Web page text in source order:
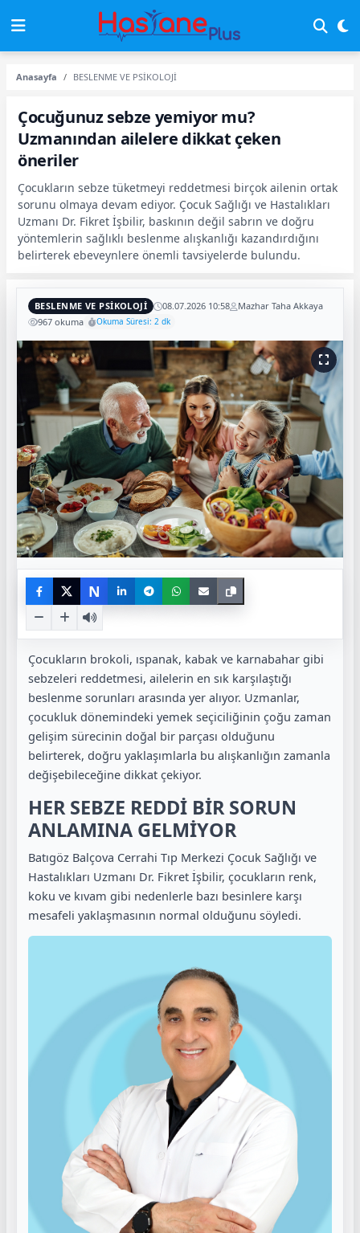
Anasayfa BESLENME VE PSİKOLOJİ
Çocuğunuz sebze yemiyor mu?
Uzmanından ailelere dikkat çeken
öneriler
Çocukların sebze tüketmeyi reddetmesi birçok ailenin ortak
sorunu olmaya devam ediyor. Çocuk Sağlığı ve Hastalıkları
Uzmanı Dr. Fikret İşbilir, baskının değil sabrın ve doğru
yöntemlerin sağlıklı beslenme alışkanlığı kazandırdığını
belirterek ebeveynlere önemli tavsiyelerde bulundu.
BESLENME VE PSİKOLOJİ 08.07.2026 10:58
Mazhar Taha Akkaya
967 okuma
Okuma Süresi: 2 dk
N
Çocukların brokoli, ıspanak, kabak ve karnabahar gibi
sebzeleri reddetmesi, ailelerin en sık karşılaştığı
beslenme sorunları arasında yer alıyor. Uzmanlar,
çocukluk dönemindeki yemek seçiciliğinin çoğu zaman
gelişim sürecinin doğal bir parçası olduğunu
belirterek, doğru yaklaşımlarla bu alışkanlığın zamanla
değişebileceğine dikkat çekiyor.
HER SEBZE REDDİ BİR SORUN
ANLAMINA GELMİYOR
Batıgöz Balçova Cerrahi Tıp Merkezi Çocuk Sağlığı ve
Hastalıkları Uzmanı Dr. Fikret İşbilir, çocukların renk,
koku ve kıvam gibi nedenlerle bazı besinlere karşı
mesafeli yaklaşmasının normal olduğunu söyledi.